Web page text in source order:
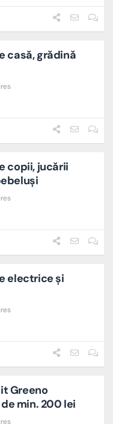
casă, grădină
copii, jucării
electrice și
Greeno
min. 200 lei